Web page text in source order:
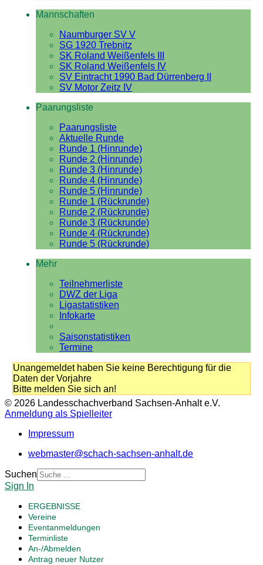
Mannschaften
Naumburger SV V
SG 1920 Trebnitz
SK Roland Weißenfels III
SK Roland Weißenfels IV
SV Eintracht 1990 Bad Dürrenberg II
SV Motor Zeitz IV
Paarungsliste
Paarungsliste
Aktuelle Runde
Runde 1 (Hinrunde)
Runde 2 (Hinrunde)
Runde 3 (Hinrunde)
Runde 4 (Hinrunde)
Runde 5 (Hinrunde)
Runde 1 (Rückrunde)
Runde 2 (Rückrunde)
Runde 3 (Rückrunde)
Runde 4 (Rückrunde)
Runde 5 (Rückrunde)
Mehr
Teilnehmerliste
DWZ der Liga
Ligastatistiken
Infokarte
Saisonstatistiken
Termine
Unangemeldet haben Sie keine Berechtigung für die
Daten der Vorjahre
Bitte melden Sie sich an!
© 2026 Landesschachverband Sachsen-Anhalt e.V.
Anmeldung als Spielleiter
Impressum
webmaster@schach-sachsen-anhalt.de
Suchen
Sign In
ERGEBNISSE
Vereine
Eventanmeldungen
Terminliste
An-/Abmelden
Antrag neuer Nutzer